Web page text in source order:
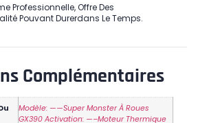
Professionnelle, Offre Des
Pouvant Durerdans Le Temps.
Complémentaires
Modèle: ——Super Monster À Roues
GX390 Activation: —–Moteur Thermique